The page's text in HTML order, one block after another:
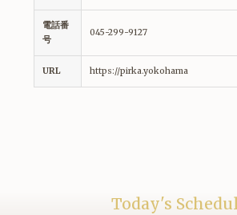
電話番
号
045-299-9127
URL https://pirka.yokohama
Today's